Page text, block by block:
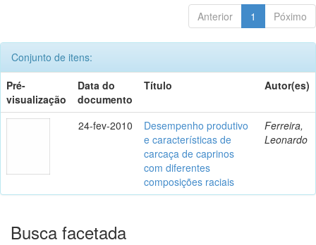
Anterior 1 Póximo
Conjunto de itens:
Pré-
visualização
Data do
documento
Título Autor(es)
24-fev-2010
Desempenho produtivo
e características de
carcaça de caprinos
com diferentes
composições raciais
Ferreira,
Leonardo
Busca facetada